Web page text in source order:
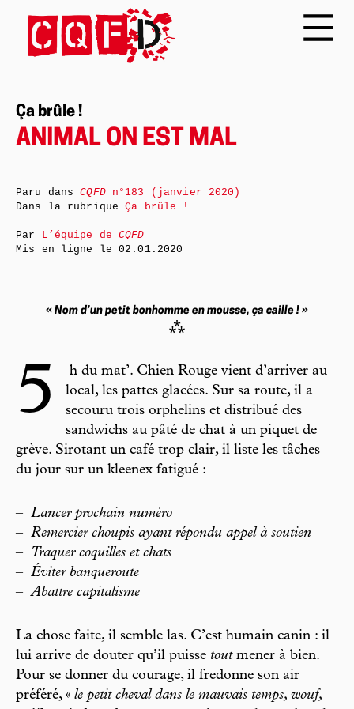
Ça brûle !
ANIMAL ON EST MAL
« Nom d’un petit bonhomme en mousse, ça caille ! »
⁂
5
h du mat’. Chien Rouge vient d’arriver au
local, les pattes glacées. Sur sa route, il a
secouru trois orphelins et distribué des
sandwichs au pâté de chat à un piquet de
grève. Sirotant un café trop clair, il liste les tâches
du jour sur un kleenex fatigué :
– Lancer prochain numéro
– Remercier choupis ayant répondu appel à soutien
–
Traquer coquilles et chats
– Éviter banqueroute
– Abattre capitalisme
La chose faite, il semble las. C’est humain canin : il
lui arrive de douter qu’il puisse tout mener à bien.
Pour se donner du courage, il fredonne son air
préféré, « le petit cheval dans le mauvais temps, wouf,
Paru dansCQFDn°183 (janvier 2020)
Dans la rubriqueÇa brûle !
Par L’équipe deCQFD
Mis en ligne le02.01.2020